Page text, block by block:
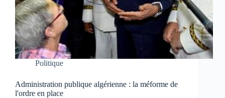
Politique
Administration publique algérienne : la méforme de
l'ordre en place